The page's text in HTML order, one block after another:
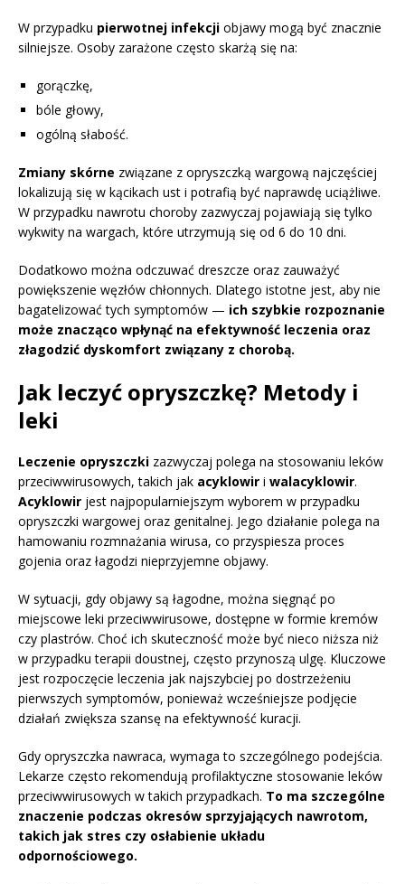
W przypadku pierwotnej infekcji objawy mogą być znacznie
silniejsze. Osoby zarażone często skarżą się na:
gorączkę,
bóle głowy,
ogólną słabość.
Zmiany skórne związane z opryszczką wargową najczęściej
lokalizują się w kącikach ust i potrafią być naprawdę uciążliwe.
W przypadku nawrotu choroby zazwyczaj pojawiają się tylko
wykwity na wargach, które utrzymują się od 6 do 10 dni.
Dodatkowo można odczuwać dreszcze oraz zauważyć
powiększenie węzłów chłonnych. Dlatego istotne jest, aby nie
bagatelizować tych symptomów — ich szybkie rozpoznanie
może znacząco wpłynąć na efektywność leczenia oraz
złagodzić dyskomfort związany z chorobą.
Jak leczyć opryszczkę? Metody i
leki
Leczenie opryszczki zazwyczaj polega na stosowaniu leków
przeciwwirusowych, takich jak acyklowir i walacyklowir.
Acyklowir jest najpopularniejszym wyborem w przypadku
opryszczki wargowej oraz genitalnej. Jego działanie polega na
hamowaniu rozmnażania wirusa, co przyspiesza proces
gojenia oraz łagodzi nieprzyjemne objawy.
W sytuacji, gdy objawy są łagodne, można sięgnąć po
miejscowe leki przeciwwirusowe, dostępne w formie kremów
czy plastrów. Choć ich skuteczność może być nieco niższa niż
w przypadku terapii doustnej, często przynoszą ulgę. Kluczowe
jest rozpoczęcie leczenia jak najszybciej po dostrzeżeniu
pierwszych symptomów, ponieważ wcześniejsze podjęcie
działań zwiększa szansę na efektywność kuracji.
Gdy opryszczka nawraca, wymaga to szczególnego podejścia.
Lekarze często rekomendują profilaktyczne stosowanie leków
przeciwwirusowych w takich przypadkach. To ma szczególne
znaczenie podczas okresów sprzyjających nawrotom,
takich jak stres czy osłabienie układu
odpornościowego.